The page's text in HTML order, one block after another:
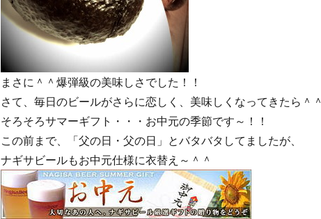
まさに＾＾爆弾級の美味しさでした！！
さて、毎日のビールがさらに恋しく、美味しくなってきたら＾＾
そろそろサマーギフト・・・お中元の季節です～！！
この前まで、「父の日・父の日」とバタバタしてましたが、
ナギサビールもお中元仕様に衣替え～＾＾